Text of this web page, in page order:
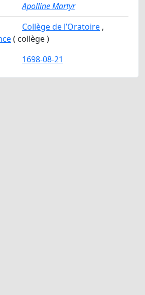
Apolline Martyr
Collège de l’Oratoire ,
( collège )
1698-08-21